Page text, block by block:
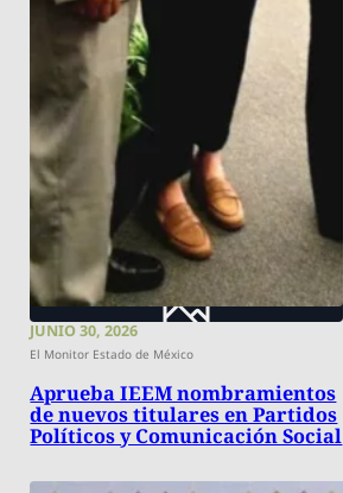
JUNIO 30, 2026
El Monitor Estado de México
​Aprueba IEEM nombramientos
de nuevos titulares en Partidos
Políticos y Comunicación Social